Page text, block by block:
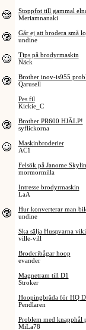
Stoppfot till gammal
Meriamnanaki
Går ej att brodera små
undine
Tips på brodyrmaskin
Näck
Brother inov-is955
Qarusell
Pes fil
Kickie_C
Brother PR600 HJÄLP!
syflickorna
Maskinbroderier
AC1
Felsök på Janome
mormormilla
Intresse brodyrmaskin
LaA
Hur konverterar man
undine
Ska sälja Husqvarna
ville-vill
Broderibågar hoop
evander
Magnetram till D1
Stroker
Hoopingbräda för HQ
Pendlaren
Problem med knapphål
MiLa78